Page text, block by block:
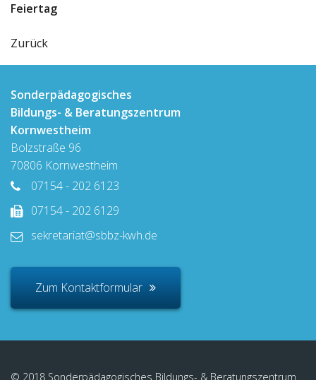
Feiertag
Zurück
Sonderpädagogisches
Bildungs- & Beratungszentrum
Kornwestheim
Bolzstraße 96
70806 Kornwestheim
07154 - 202 6123
07154 - 202 6129
sekretariat@sbbz-kwh.de
Zum Kontaktformular
© 2018 Sonderpädagogisches Bildungs- & Beratungszentrum